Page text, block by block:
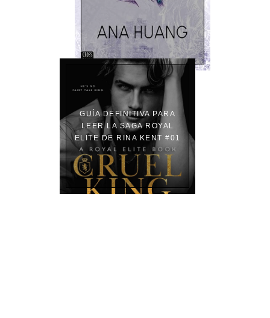
GUÍA DEFINITIVA PARA
LEER LA SAGA ROYAL
ELITE DE RINA KENT #01